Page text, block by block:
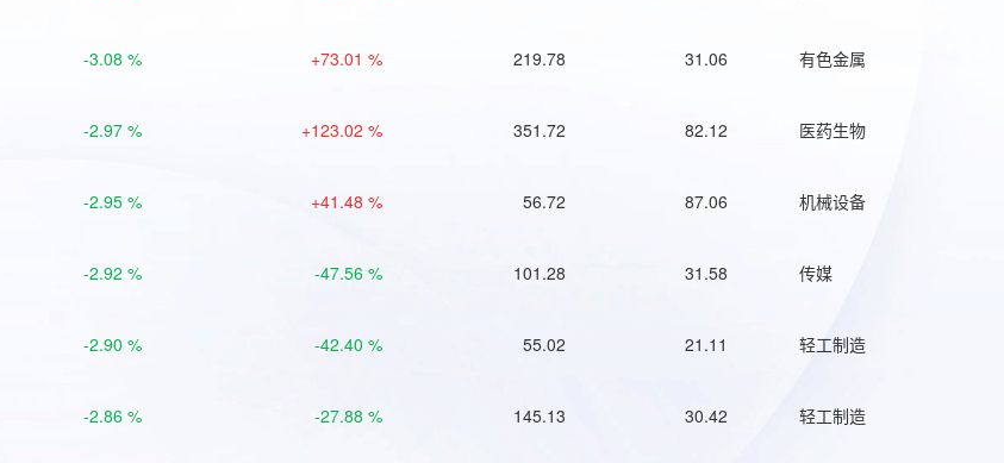
-3.08 % +73.01 % 219.78 31.06 有色金属
-2.97 % +123.02 % 351.72 82.12 医药生物
-2.95 % +41.48 % 56.72 87.06 机械设备
-2.92 % -47.56 % 101.28 31.58 传媒
-2.90 % -42.40 % 55.02 21.11 轻工制造
-2.86 % -27.88 % 145.13 30.42 轻工制造